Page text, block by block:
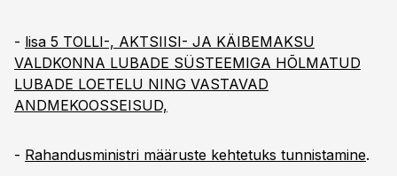
- lisa 5 TOLLI-, AKTSIISI- JA KÄIBEMAKSU
VALDKONNA LUBADE SÜSTEEMIGA HÕLMATUD
LUBADE LOETELU NING VASTAVAD
ANDMEKOOSSEISUD,
- Rahandusministri määruste kehtetuks tunnistamine.